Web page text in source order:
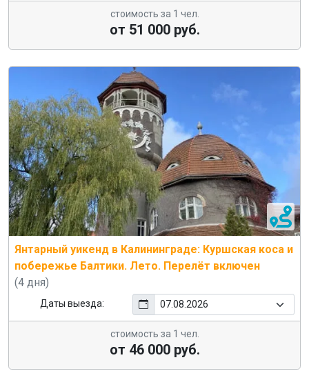
стоимость за 1 чел.
от 51 000 руб.
Янтарный уикенд в Калининграде: Куршская коса и
побережье Балтики. Лето. Перелёт включен
(4 дня)
Даты выезда:
стоимость за 1 чел.
от 46 000 руб.